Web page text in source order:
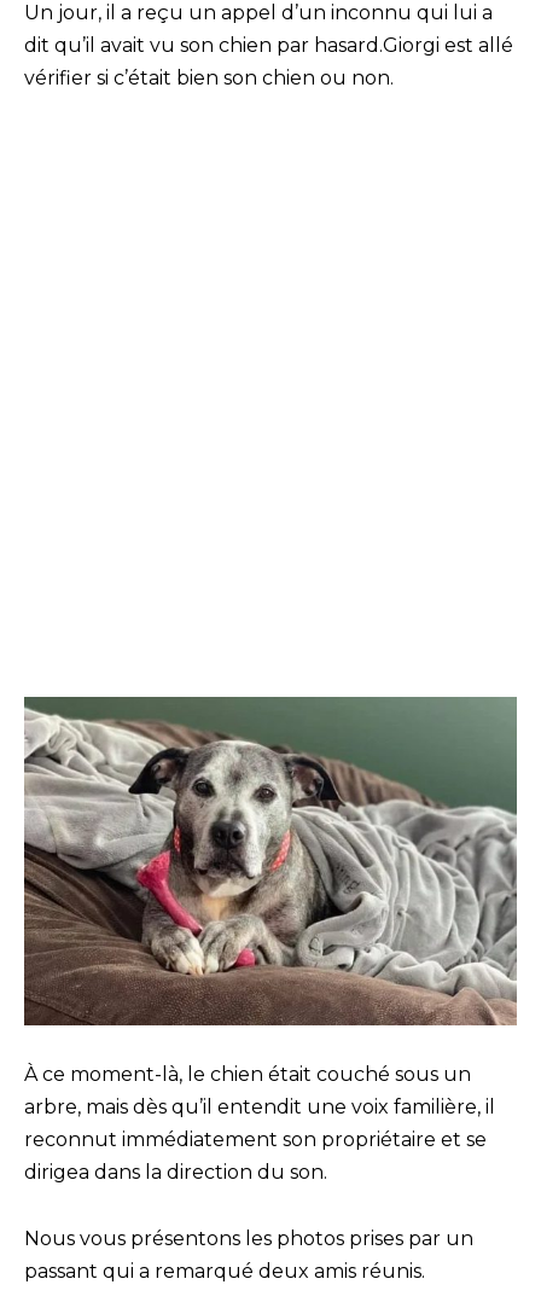
Un jour, il a reçu un appel d’un inconnu qui lui a
dit qu’il avait vu son chien par hasard.Giorgi est allé
vérifier si c’était bien son chien ou non.
À ce moment-là, le chien était couché sous un
arbre, mais dès qu’il entendit une voix familière, il
reconnut immédiatement son propriétaire et se
dirigea dans la direction du son.
Nous vous présentons les photos prises par un
passant qui a remarqué deux amis réunis.